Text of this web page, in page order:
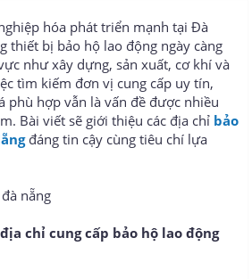
hóa phát triển mạnh tại Đà
thiết bị bảo hộ lao động ngày càng
như xây dựng, sản xuất, cơ khí và
tìm kiếm đơn vị cung cấp uy tín,
phù hợp vẫn là vấn đề được nhiều
Bài viết sẽ giới thiệu các địa chỉ bảo
đáng tin cậy cùng tiêu chí lựa
chỉ cung cấp bảo hộ lao động